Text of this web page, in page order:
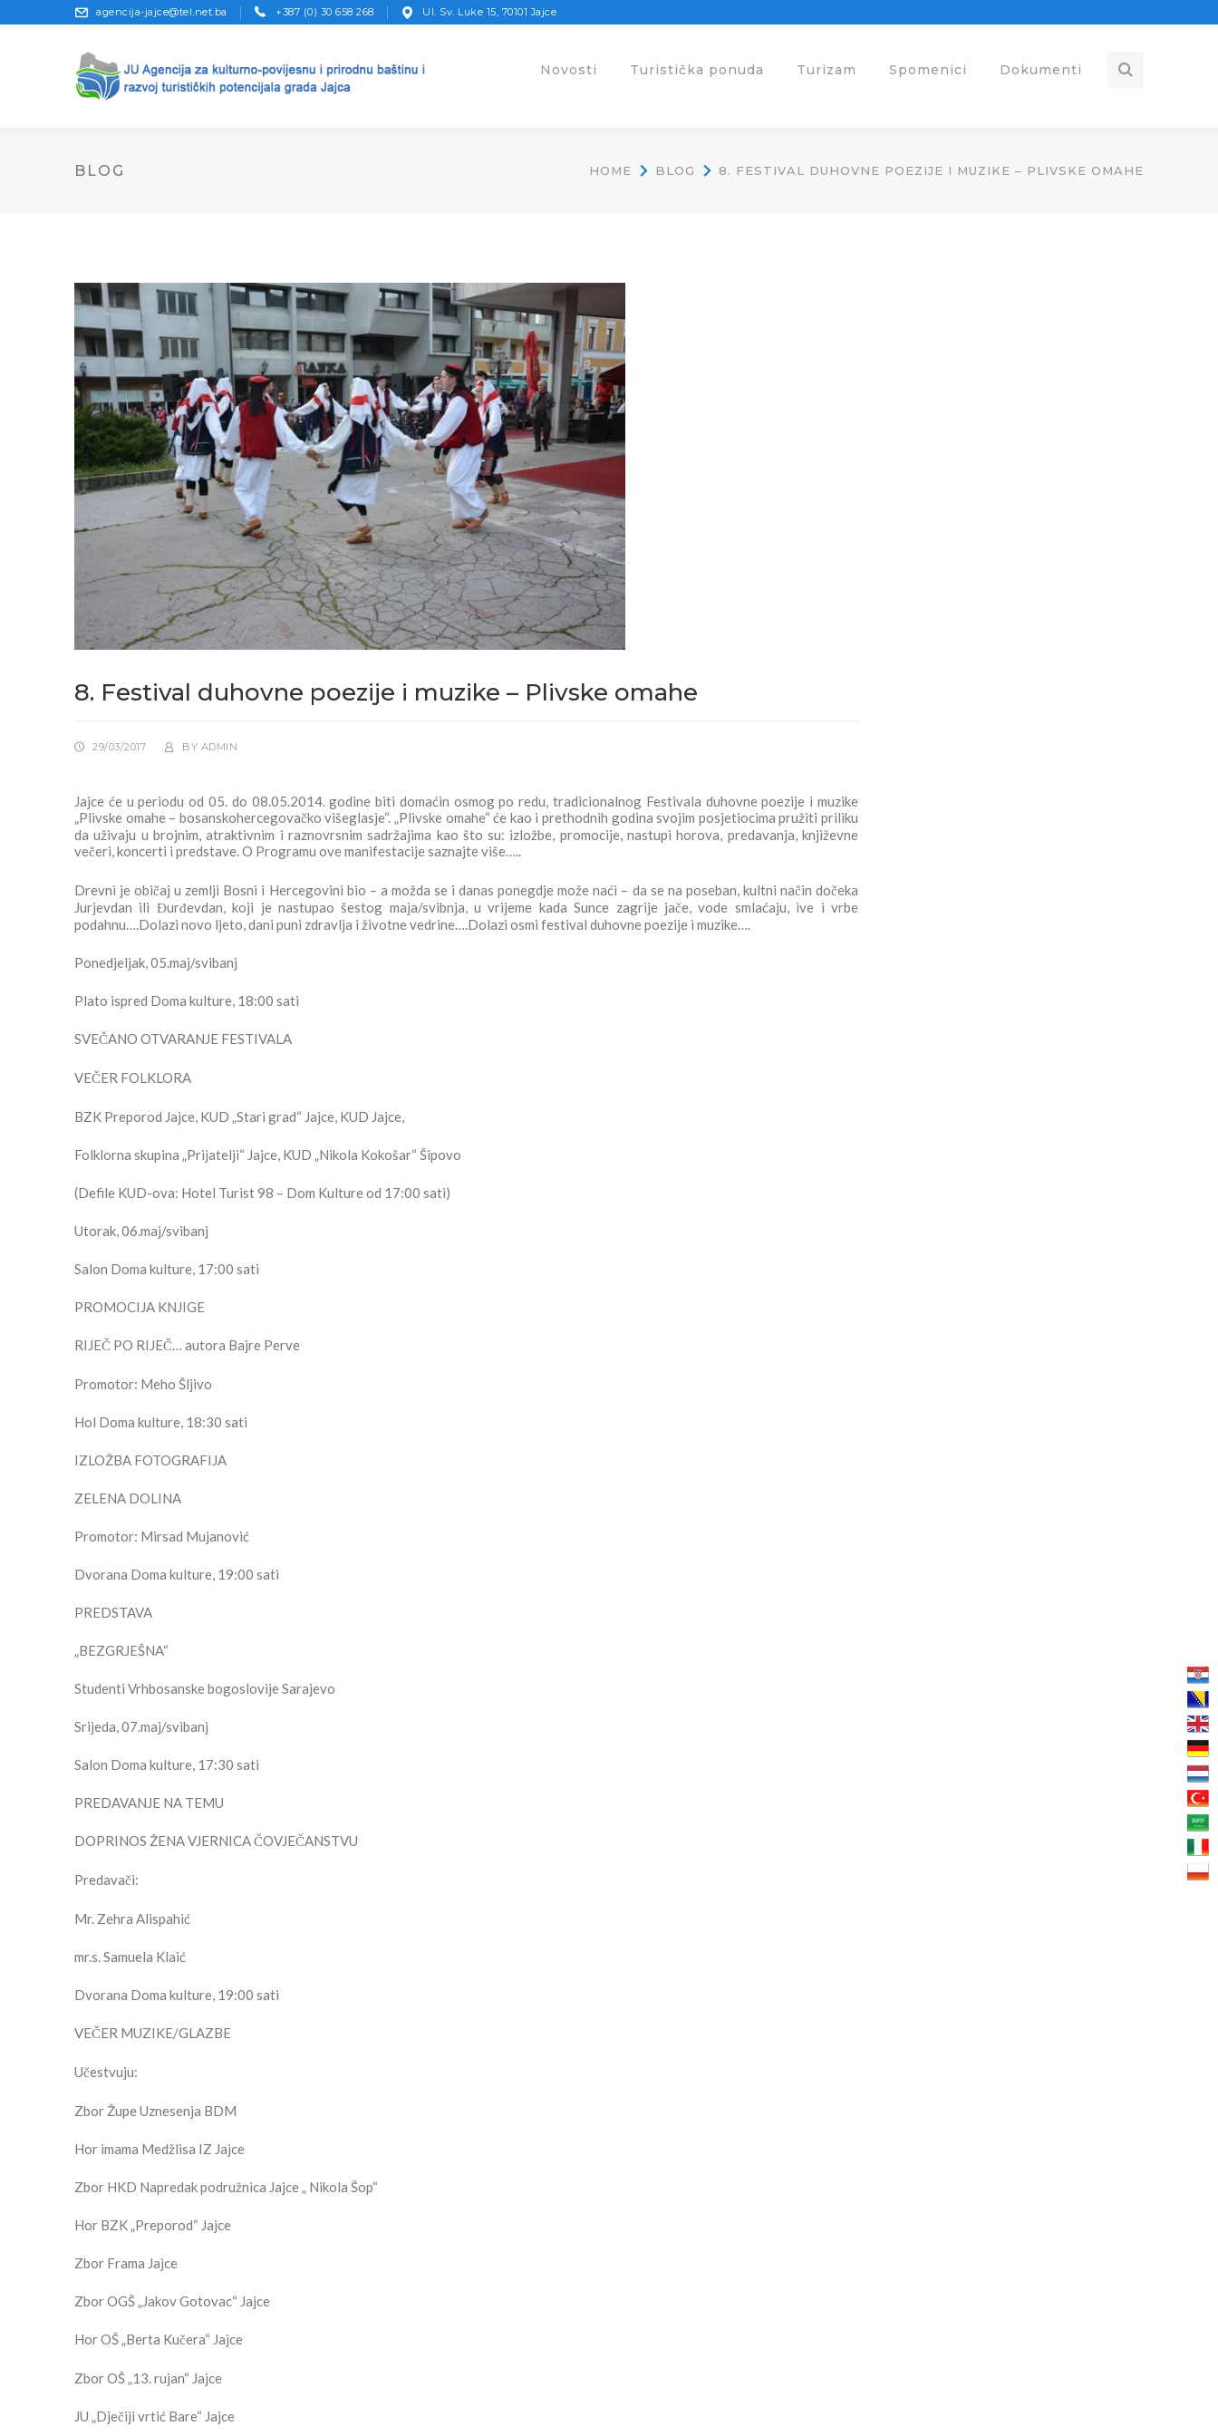
agencija-jajce@tel.net.ba +387 (0) 30 658 268 Ul. Sv. Luke 15, 70101 Jajce
Novosti Turistička ponuda Turizam Spomenici Dokumenti
BLOG HOME BLOG 8. FESTIVAL DUHOVNE POEZIJE I MUZIKE – PLIVSKE OMAHE
8. Festival duhovne poezije i muzike – Plivske omahe
29/03/2017 BY ADMIN
Jajce će u periodu od 05. do 08.05.2014. godine biti domaćin osmog po redu, tradicionalnog Festivala duhovne poezije i muzike
„Plivske omahe – bosanskohercegovačko višeglasje“. „Plivske omahe“ će kao i prethodnih godina svojim posjetiocima pružiti priliku
da uživaju u brojnim, atraktivnim i raznovrsnim sadržajima kao što su: izložbe, promocije, nastupi horova, predavanja, književne
večeri, koncerti i predstave. O Programu ove manifestacije saznajte više…..
Drevni je običaj u zemlji Bosni i Hercegovini bio – a možda se i danas ponegdje može naći – da se na poseban, kultni način dočeka
Jurjevdan ili Đurđevdan, koji je nastupao šestog maja/svibnja, u vrijeme kada Sunce zagrije jače, vode smlaćaju, ive i vrbe
podahnu….Dolazi novo ljeto, dani puni zdravlja i životne vedrine….Dolazi osmi festival duhovne poezije i muzike….
Ponedjeljak, 05.maj/svibanj
Plato ispred Doma kulture, 18:00 sati
SVEČANO OTVARANJE FESTIVALA
VEČER FOLKLORA
BZK Preporod Jajce, KUD „Stari grad“ Jajce, KUD Jajce,
Folklorna skupina „Prijatelji“ Jajce, KUD „Nikola Kokošar“ Šipovo
(Defile KUD-ova: Hotel Turist 98 – Dom Kulture od 17:00 sati)
Utorak, 06.maj/svibanj
Salon Doma kulture, 17:00 sati
PROMOCIJA KNJIGE
RIJEČ PO RIJEČ… autora Bajre Perve
Promotor: Meho Šljivo
Hol Doma kulture, 18:30 sati
IZLOŽBA FOTOGRAFIJA
ZELENA DOLINA
Promotor: Mirsad Mujanović
Dvorana Doma kulture, 19:00 sati
PREDSTAVA
„BEZGRJEŠNA“
Studenti Vrhbosanske bogoslovije Sarajevo
Srijeda, 07.maj/svibanj
Salon Doma kulture, 17:30 sati
PREDAVANJE NA TEMU
DOPRINOS ŽENA VJERNICA ČOVJEČANSTVU
Predavači:
Mr. Zehra Alispahić
mr.s. Samuela Klaić
Dvorana Doma kulture, 19:00 sati
VEČER MUZIKE/GLAZBE
Učestvuju:
Zbor Župe Uznesenja BDM
Hor imama Medžlisa IZ Jajce
Zbor HKD Napredak podružnica Jajce „ Nikola Šop“
Hor BZK „Preporod“ Jajce
Zbor Frama Jajce
Zbor OGŠ „Jakov Gotovac“ Jajce
Hor OŠ „Berta Kučera“ Jajce
Zbor OŠ „13. rujan“ Jajce
JU „Dječiji vrtić Bare“ Jajce